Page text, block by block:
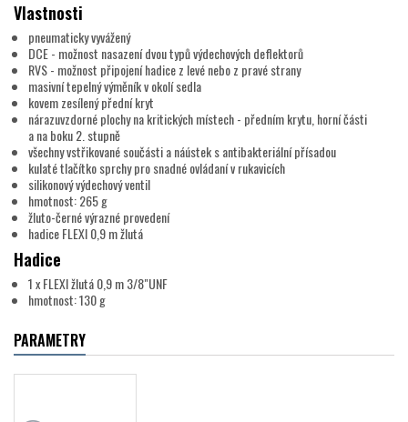
Vlastnosti
pneumaticky vyvážený
DCE - možnost nasazení dvou typů výdechových deflektorů
RVS - možnost připojení hadice z levé nebo z pravé strany
masivní tepelný výměník v okolí sedla
kovem zesílený přední kryt
nárazuvzdorné plochy na kritických místech - předním krytu, horní části
a na boku 2. stupně
všechny vstřikované součásti a náústek s antibakteriální přísadou
kulaté tlačítko sprchy pro snadné ovládaní v rukavicích
silikonový výdechový ventil
hmotnost: 265 g
žluto-černé výrazné provedení
hadice FLEXI 0,9 m žlutá
Hadice
1 x FLEXI žlutá 0,9 m 3/8"UNF
hmotnost: 130 g
PARAMETRY